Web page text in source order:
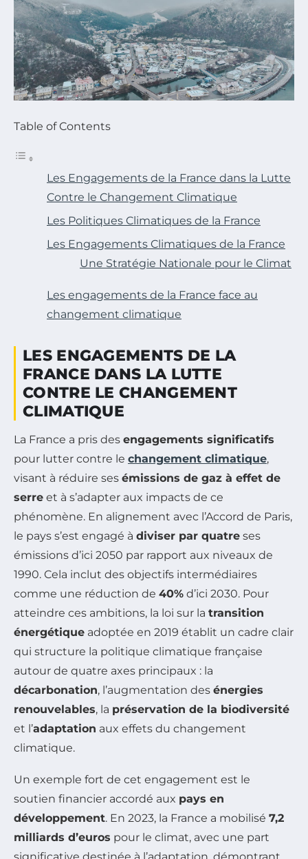
Table of Contents
Les Engagements de la France dans la Lutte
Contre le Changement Climatique
Les Politiques Climatiques de la France
Les Engagements Climatiques de la France
Une Stratégie Nationale pour le Climat
Les engagements de la France face au
changement climatique
LES ENGAGEMENTS DE LA
FRANCE DANS LA LUTTE
CONTRE LE CHANGEMENT
CLIMATIQUE
La France a pris des engagements significatifs
pour lutter contre le changement climatique,
visant à réduire ses émissions de gaz à effet de
serre et à s’adapter aux impacts de ce
phénomène. En alignement avec l’Accord de Paris,
le pays s’est engagé à diviser par quatre ses
émissions d’ici 2050 par rapport aux niveaux de
1990. Cela inclut des objectifs intermédiaires
comme une réduction de 40% d’ici 2030. Pour
atteindre ces ambitions, la loi sur la transition
énergétique adoptée en 2019 établit un cadre clair
qui structure la politique climatique française
autour de quatre axes principaux : la
décarbonation, l’augmentation des énergies
renouvelables, la préservation de la biodiversité
et l’adaptation aux effets du changement
climatique.
Un exemple fort de cet engagement est le
soutien financier accordé aux pays en
développement. En 2023, la France a mobilisé 7,2
milliards d’euros pour le climat, avec une part